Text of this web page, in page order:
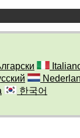
한국어